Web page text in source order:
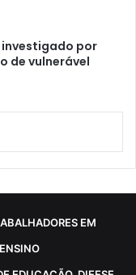
investigado por
de vulnerável
EM